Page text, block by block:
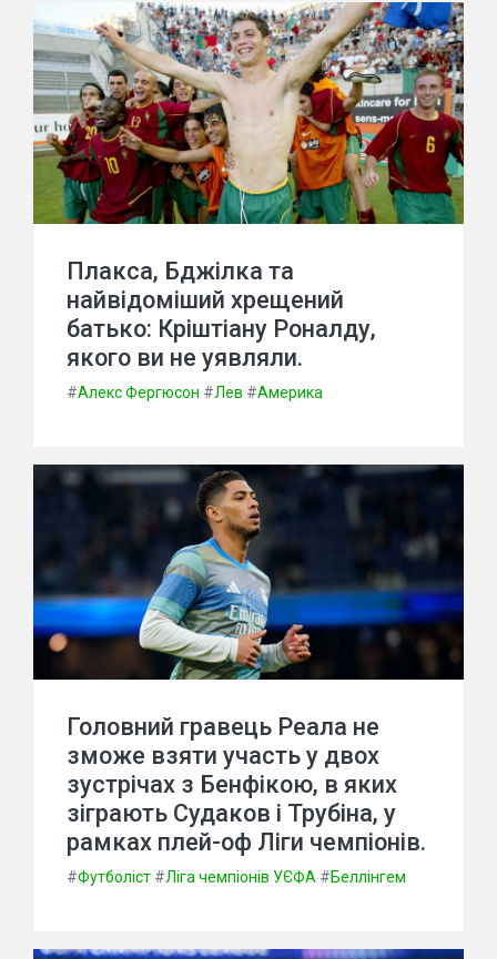
Плакса, Бджілка та
найвідоміший хрещений
батько: Кріштіану Роналду,
якого ви не уявляли.
#Алекс Фергюсон #Лев #Америка
Головний гравець Реала не
зможе взяти участь у двох
зустрічах з Бенфікою, в яких
зіграють Судаков і Трубіна, у
рамках плей-оф Ліги чемпіонів.
#Футболіст #Ліга чемпіонів УЄФА #Беллінгем